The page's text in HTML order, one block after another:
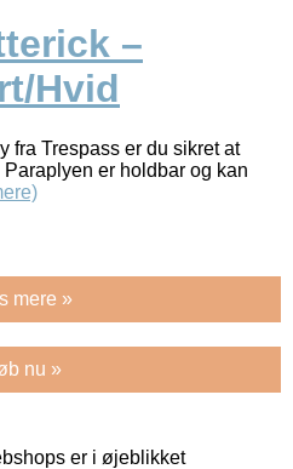
–
Hvid
fra Trespass er du sikret at
er holdbar og kan
mere »
nu »
er i øjeblikket